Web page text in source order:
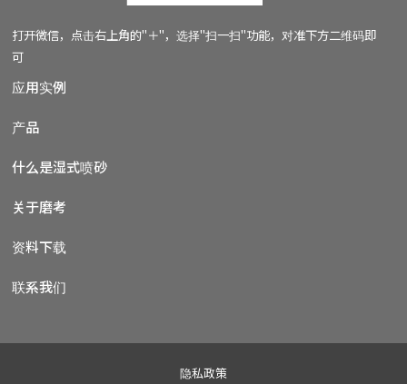
打开微信， 点击右上角的"＋"，选择"扫一扫"功能，对准下方二维码即
可
应用实例
产品
什么是湿式喷砂
关于磨考
资料下载
联系我们
隐私政策